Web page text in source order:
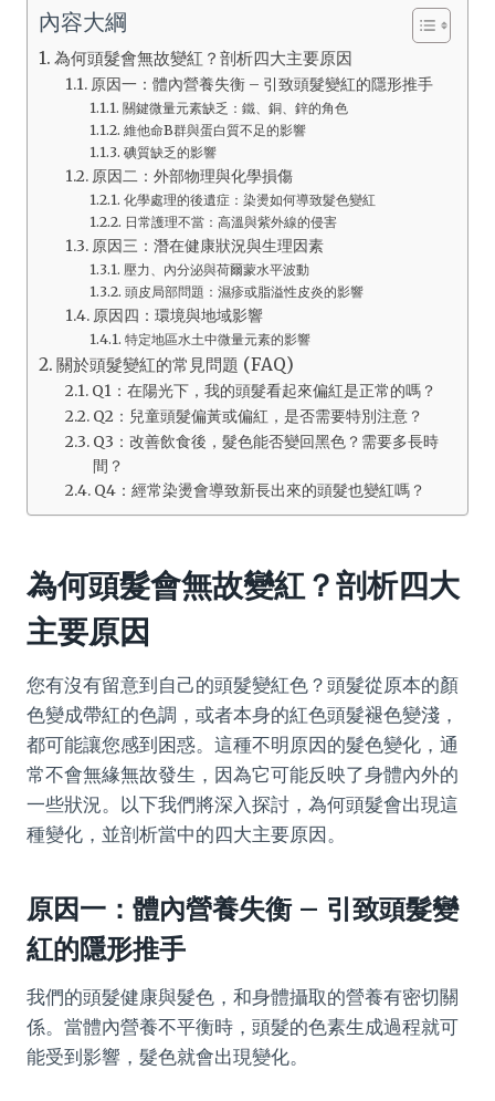
內容大綱
為何頭髮會無故變紅？剖析四大主要原因
原因一：體內營養失衡 – 引致頭髮變紅的隱形推手
關鍵微量元素缺乏：鐵、銅、鋅的角色
維他命B群與蛋白質不足的影響
碘質缺乏的影響
原因二：外部物理與化學損傷
化學處理的後遺症：染燙如何導致髮色變紅
日常護理不當：高溫與紫外線的侵害
原因三：潛在健康狀況與生理因素
壓力、內分泌與荷爾蒙水平波動
頭皮局部問題：濕疹或脂溢性皮炎的影響
原因四：環境與地域影響
特定地區水土中微量元素的影響
關於頭髮變紅的常見問題 (FAQ)
Q1：在陽光下，我的頭髮看起來偏紅是正常的嗎？
Q2：兒童頭髮偏黃或偏紅，是否需要特別注意？
Q3：改善飲食後，髮色能否變回黑色？需要多長時
間？
Q4：經常染燙會導致新長出來的頭髮也變紅嗎？
為何頭髮會無故變紅？剖析四大
主要原因
您有沒有留意到自己的頭髮變紅色？頭髮從原本的顏
色變成帶紅的色調，或者本身的紅色頭髮褪色變淺，
都可能讓您感到困惑。這種不明原因的髮色變化，通
常不會無緣無故發生，因為它可能反映了身體內外的
一些狀況。以下我們將深入探討，為何頭髮會出現這
種變化，並剖析當中的四大主要原因。
原因一：體內營養失衡 – 引致頭髮變
紅的隱形推手
我們的頭髮健康與髮色，和身體攝取的營養有密切關
係。當體內營養不平衡時，頭髮的色素生成過程就可
能受到影響，髮色就會出現變化。